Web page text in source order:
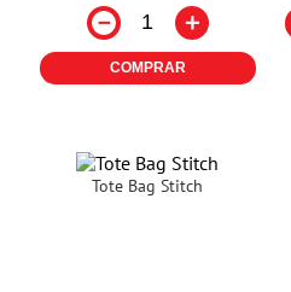
－ ＋
COMPRAR
Tote Bag Stitch